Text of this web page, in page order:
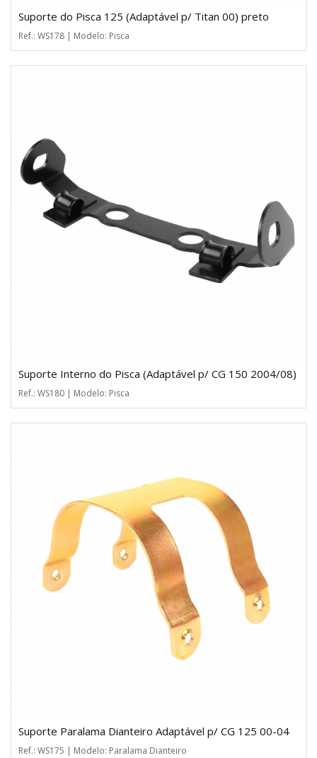
Suporte do Pisca 125 (Adaptável p/ Titan 00) preto
Ref.: WS178 | Modelo: Pisca
Suporte Interno do Pisca (Adaptável p/ CG 150 2004/08)
Ref.: WS180 | Modelo: Pisca
Suporte Paralama Dianteiro Adaptável p/ CG 125 00-04
Ref.: WS175 | Modelo: Paralama Dianteiro